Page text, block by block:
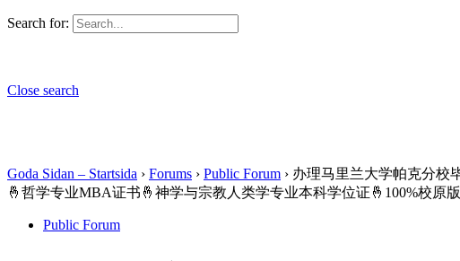
Search for:
Close search
Goda Sidan – Startsida › Forums › Public Forum › 办理马里兰大学帕克分校
🤞哲学专业MBA证书🤞神学与宗教人类学专业本科学位证🤞100%校
Public Forum